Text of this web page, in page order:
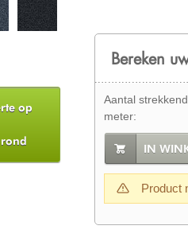
op
Bereken
Aantal
meter:
IN
Product